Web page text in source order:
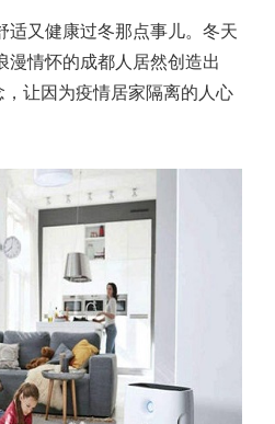
适又健康过冬那点事儿。冬天
漫情怀的成都人居然创造出
，让因为疫情居家隔离的人心